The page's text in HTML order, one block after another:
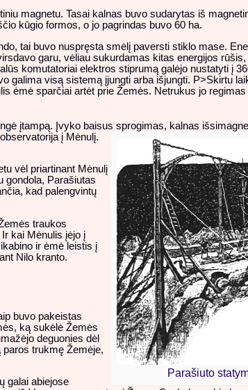
magnetu. Tasai kalnas buvo sudarytas iš
kūgio formos, o jo pagrindas buvo 60 ha.
tai buvo nuspręsta smėlį paversti stiklo mase.
garu, vėliau sukurdamas kitas energijos
komutatoriai elektros stiprumą galėjo nustatyti į
galima visą sistemą įjungti arba išjungti. P>Skirtu
ėmė sparčiai artėt prie Žemės. Netrukus jo
įtampą. Įvyko baisus sprogimas, kalnas
Parašiuto
į Mėnulį.
vėl priartinant Mėnulį
gondola, Parašiutas
kad palengvintų
traukos
kai Mėnulis įėjo į
ir ėmė leistis į
Nilo kranto.
buvo pakeistas
ką sukėlė Žemės
deguonies dėl
trukmę Žemėje,
galai abiejose